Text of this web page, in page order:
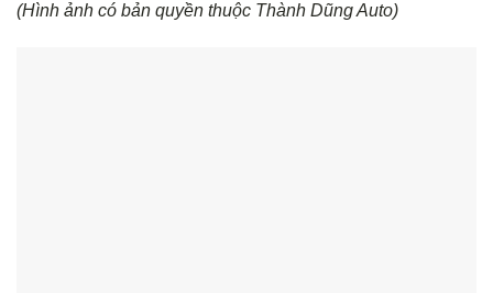
(Hình ảnh có bản quyền thuộc Thành Dũng Auto)